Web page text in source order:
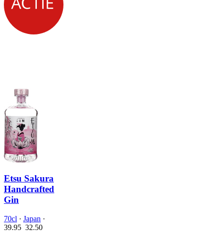
Etsu Sakura
Handcrafted
Gin
70cl · Japan ·
39.95 32.50